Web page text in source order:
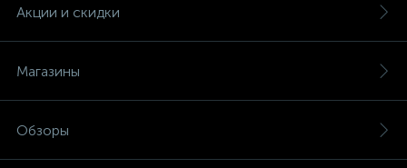
Акции и скидки
Магазины
Обзоры